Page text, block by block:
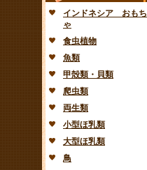
インドネシア おもち
ゃ
食虫植物
魚類
甲殻類・貝類
爬虫類
両生類
小型ほ乳類
大型ほ乳類
鳥